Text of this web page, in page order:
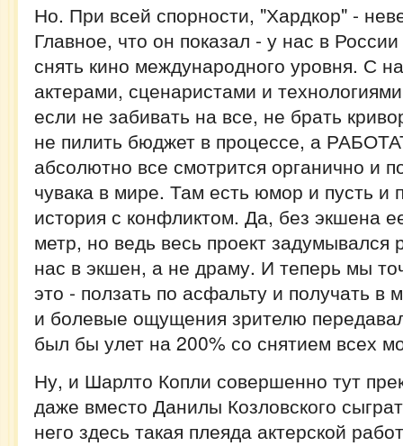
Но. При всей спорности, "Хардкор" -
Главное, что он показал - у нас в
снять кино международного уровня. С
актерами, сценаристами и
если не забивать на все, не брать
не пилить бюджет в процессе, а
абсолютно все смотрится органично и
чувака в мире. Там есть юмор и пусть и
история с конфликтом. Да, без экшена
метр, но ведь весь проект задумывался
нас в экшен, а не драму. И теперь мы
это - ползать по асфальту и получать
и болевые ощущения зрителю
был бы улет на 200% со снятием всех
Ну, и Шарлто Копли совершенно тут
даже вместо Данилы Козловского
него здесь такая плеяда актерской